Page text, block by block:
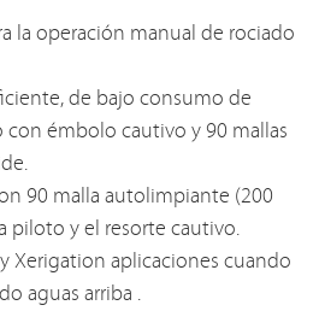
la operación manual de rociado
de bajo consumo de
émbolo cautivo y 90 mallas
90 malla autolimpiante (200
piloto y el resorte cautivo.
Xerigation aplicaciones cuando
aguas arriba .